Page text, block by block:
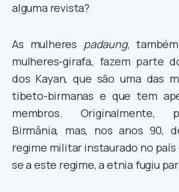
alguma revista?
As mulheres padaung,
mulheres-girafa, fazem parte
dos Kayan, que são uma das
tibeto-birmanas e que tem
membros. Originalmente,
Birmânia, mas, nos anos 90,
regime militar instaurado no
se a este regime, a etnia fugiu